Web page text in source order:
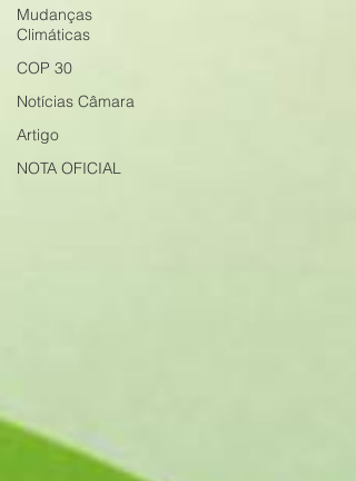
Mudanças
Climáticas
COP 30
Notícias Câmara
Artigo
NOTA OFICIAL